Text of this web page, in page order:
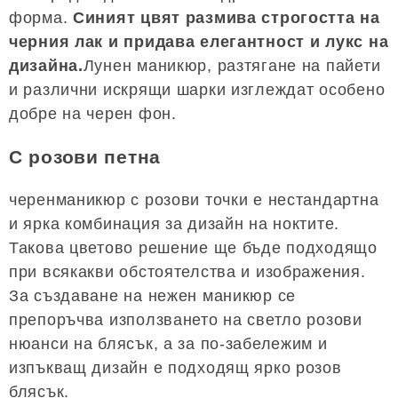
форма.Синият цвят размива строгостта на
черния лак и придава елегантност и лукс на
дизайна.Лунен маникюр, разтягане на пайети
и различни искрящи шарки изглеждат особено
добре на черен фон.
С розови петна
черенманикюр с розови точки е нестандартна
и ярка комбинация за дизайн на ноктите.
Такова цветово решение ще бъде подходящо
при всякакви обстоятелства и изображения.
За създаване на нежен маникюр се
препоръчва използването на светло розови
нюанси на блясък, а за по-забележим и
изпъкващ дизайн е подходящ ярко розов
блясък.